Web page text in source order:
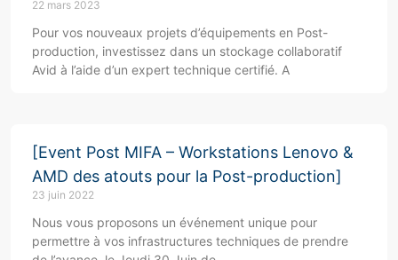
22 mars 2023
Pour vos nouveaux projets d’équipements en Post-
production, investissez dans un stockage collaboratif
Avid à l’aide d’un expert technique certifié. A
[Event Post MIFA – Workstations Lenovo &
AMD des atouts pour la Post-production]
23 juin 2022
Nous vous proposons un événement unique pour
permettre à vos infrastructures techniques de prendre